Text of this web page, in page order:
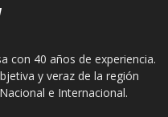
con 40 años de experiencia.
y veraz de la región
e Internacional.